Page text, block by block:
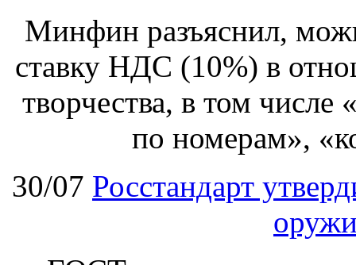
Минфин разъяснил,
ставку НДС (10%) в
творчества, в том
по номерам»,
30/07 Росстандарт